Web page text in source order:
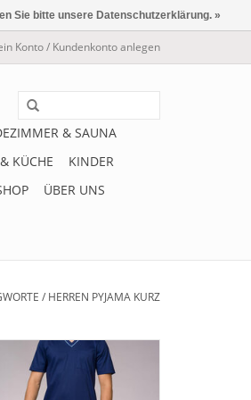
Konto / Kundenkonto anlegen
& SAUNA
KÜCHE
KINDER
ÜBER UNS
/ HERREN PYJAMA KURZ
eleganter Herren Pyjama
SIR 8061 mit kurzer Hose und
kurzen Ärmeln. Mercerisierter
Sie bitte unsere Datenschutzerklärung. »